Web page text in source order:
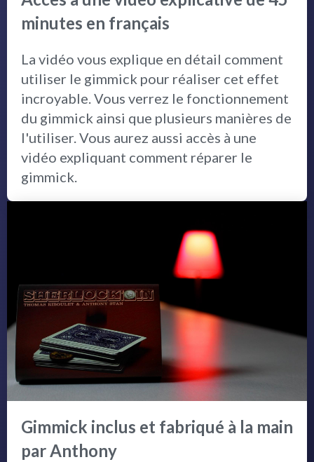
minutes en français
La vidéo vous explique en détail comment
utiliser le gimmick pour réaliser cet effet
incroyable. Vous verrez le fonctionnement
du gimmick ainsi que plusieurs manières de
l'utiliser. Vous aurez aussi accès à une
vidéo expliquant comment réparer le
gimmick.
Gimmick inclus et fabriqué à la main
par Anthony